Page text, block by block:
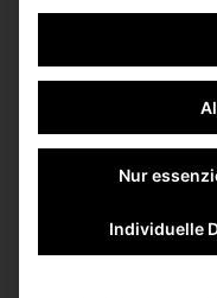
type=”vertical”
visibility,large-
Seminarempfehlung:
(11.-12.11.21 –
Nur
Individuelle